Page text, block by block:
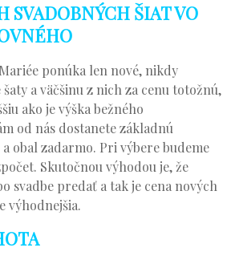
SVADOBNÝCH ŠIAT VO
ponúka len nové, nikdy
šaty a väčšinu z nich za cenu totožnú,
ako je výška bežného
od nás dostanete základnú
obal zadarmo. Pri výbere budeme
Skutočnou výhodou je, že
svadbe predať a tak je cena nových
výhodnejšia.